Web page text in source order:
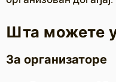
Шта можете
За организаторе